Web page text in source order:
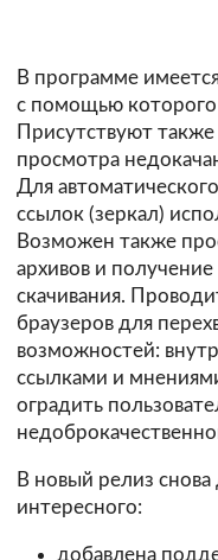
В программе
с помощью которого
Присутствуют
просмотра
Для
ссылок (зеркал)
Возможен также
архивов и
скачивания.
браузеров для
возможностей:
ссылками и
оградить
В новый релиз
интересного:
добавлена